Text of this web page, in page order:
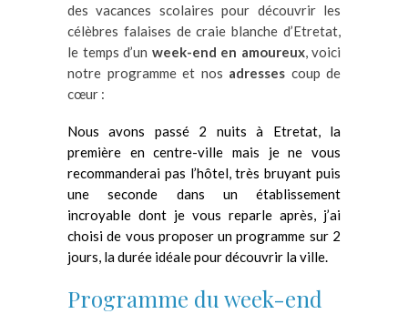
des vacances scolaires pour découvrir les
célèbres falaises de craie blanche d’Etretat,
le temps d’un week-end en amoureux, voici
notre programme et nos adresses coup de
cœur :
Nous avons passé 2 nuits à Etretat, la
première en centre-ville mais je ne vous
recommanderai pas l’hôtel, très bruyant puis
une seconde dans un établissement
incroyable dont je vous reparle après, j’ai
choisi de vous proposer un programme sur 2
jours, la durée idéale pour découvrir la ville.
Programme du week-end